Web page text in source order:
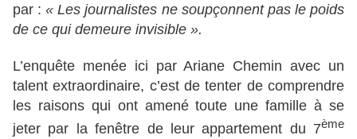
par :« Les journalistes ne soupçonnent pas le poids
de ce qui demeure invisible ».
L’enquête menée ici par Ariane Chemin avec un
talent extraordinaire, c’est de tenter de comprendre
les raisons qui ont amené toute une famille à se
jeter par la fenêtre de leur appartement du 7ème